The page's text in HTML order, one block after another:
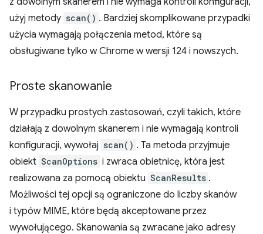
użyj metody scan() . Bardziej skomplikowane przypadki
użycia wymagają połączenia metod, które są
obsługiwane tylko w Chrome w wersji 124 i nowszych.
Proste skanowanie
W przypadku prostych zastosowań, czyli takich, które
działają z dowolnym skanerem i nie wymagają kontroli
konfiguracji, wywołaj scan() . Ta metoda przyjmuje
obiekt ScanOptions i zwraca obietnicę, która jest
realizowana za pomocą obiektu ScanResults .
Możliwości tej opcji są ograniczone do liczby skanów
i typów MIME, które będą akceptowane przez
wywołującego. Skanowania są zwracane jako adresy